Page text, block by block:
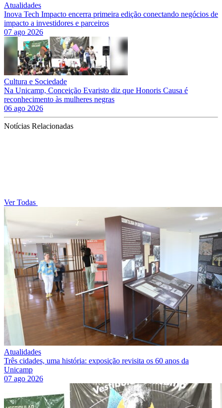
Atualidades
Inova Tech Impacto encerra primeira edição conectando negócios de
impacto a investidores e parceiros
07 ago 2026
Cultura e Sociedade
Na Unicamp, Conceição Evaristo diz que Honoris Causa é
reconhecimento às mulheres negras
06 ago 2026
Notícias Relacionadas
Ver Todas
Atualidades
Três cidades, uma história: exposição revisita os 60 anos da
Unicamp
07 ago 2026